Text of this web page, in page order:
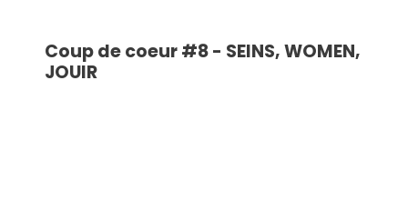
Coup de coeur #8 - SEINS, WOMEN,
JOUIR